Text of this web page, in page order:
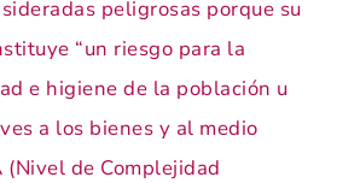
peligrosas porque su
“un riesgo para la
e higiene de la población u
a los bienes y al medio
de Complejidad